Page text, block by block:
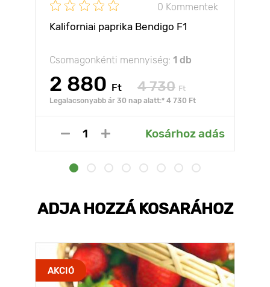
0 Kommentek
Kaliforniai paprika Bendigo F1
Csomagonkénti mennyiség: 1 db
2 880 Ft 4 730 Ft
Legalacsonyabb ár 30 nap alatt:* 4 730 Ft
Kosárhoz adás
ADJA HOZZÁ KOSARÁHOZ
AKCIÓ